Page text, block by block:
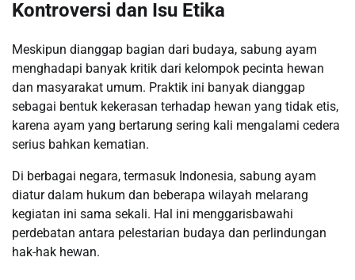
Kontroversi dan Isu Etika
Meskipun dianggap bagian dari budaya, sabung ayam
menghadapi banyak kritik dari kelompok pecinta hewan
dan masyarakat umum. Praktik ini banyak dianggap
sebagai bentuk kekerasan terhadap hewan yang tidak etis,
karena ayam yang bertarung sering kali mengalami cedera
serius bahkan kematian.
Di berbagai negara, termasuk Indonesia, sabung ayam
diatur dalam hukum dan beberapa wilayah melarang
kegiatan ini sama sekali. Hal ini menggarisbawahi
perdebatan antara pelestarian budaya dan perlindungan
hak-hak hewan.